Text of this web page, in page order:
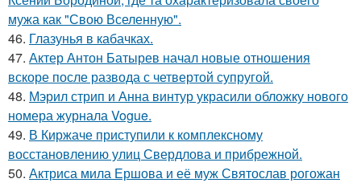
мужа как "Свою Вселенную".
46. Глазунья в кабачках.
47. Актер Антон Батырев начал новые отношения
вскоре после развода с четвертой супругой.
48. Мэрил стрип и Анна винтур украсили обложку нового
номера журнала Vogue.
49. В Киржаче приступили к комплексному
восстановлению улиц Свердлова и прибрежной.
50. Актриса мила Ершова и её муж Святослав рогожан